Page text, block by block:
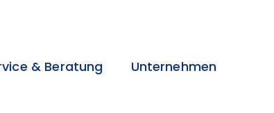
& Beratung Unternehmen